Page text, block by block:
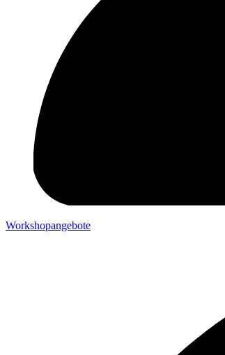
Workshopangebote